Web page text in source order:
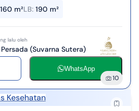
160 m²LB: 190 m²
lalu oleh
(Suvarna Sutera)
WhatsApp
10
Kesehatan